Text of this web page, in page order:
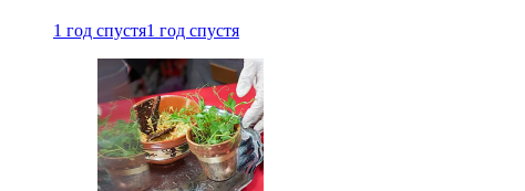
1 год спустя1 год спустя